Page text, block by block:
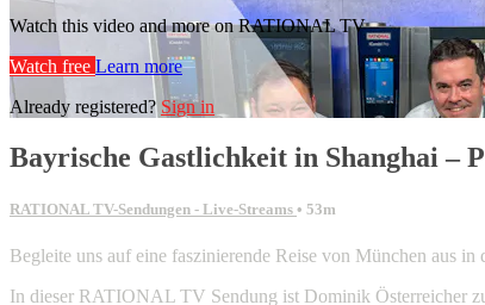
Watch this video and more on RATIONAL TV
Watch free Learn more
Already registered? Sign in
Bayrische Gastlichkeit in Shanghai –
RATIONAL TV-Sendungen - Live-Streams • 53m
Begleite uns auf eine faszinierende Reise von München aus
In dieser RATIONAL TV Sendung ist Dominik Österreicher